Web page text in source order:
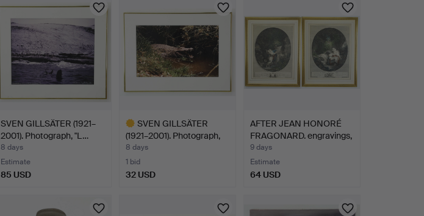
SVEN GILLSÄTER (1921–
2001). Photograph, "L…
8 days
Estimate
85 USD
SVEN GILLSÄTER
(1921–2001). Photograph,
"K…
8 days
1 bid
32 USD
AFTER JEAN HONORÉ
FRAGONARD. engravings,
2…
9 days
Estimate
64 USD